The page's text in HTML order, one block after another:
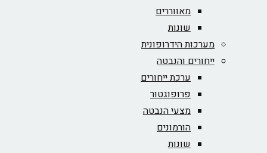
מאווררים
שונות
מערכות הידרופונית
ייחורים והנבטה
ערכת ייחורים
פרופוגטור
מצעי הנבטה
הורמונים
שונות